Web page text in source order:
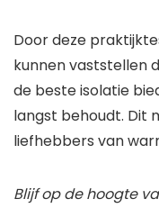
Door deze
kunnen vaststellen
de beste isolatie
langst behoudt. Dit
liefhebbers van
Blijf op de hoogte